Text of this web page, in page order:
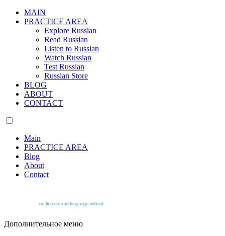
MAIN
PRACTICE AREA
Explore Russian
Read Russian
Listen to Russian
Watch Russian
Test Russian
Russian Store
BLOG
ABOUT
CONTACT
Main
PRACTICE AREA
Blog
About
Contact
Дополнительное меню